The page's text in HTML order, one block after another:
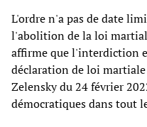
L'ordre n'a pas de date
l'abolition de la loi
affirme que l'interdiction
déclaration de loi
Zelensky du 24 février
démocratiques dans tout